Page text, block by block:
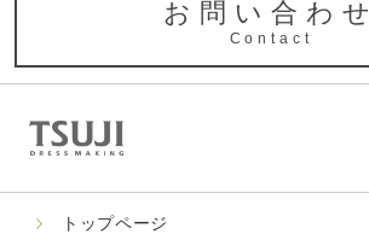
お問い合わせ
Contact
トップページ